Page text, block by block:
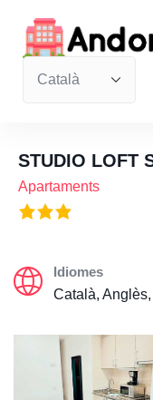
STUDIO LOFT
Apartaments
Idiomes
Català,